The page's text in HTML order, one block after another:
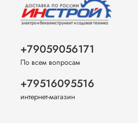
+79059056171
По всем вопросам
+79516095516
интернет-магазин